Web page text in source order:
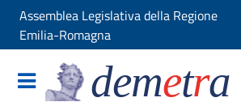
Assemblea Legislativa della Regione
Emilia-Romagna
demetra